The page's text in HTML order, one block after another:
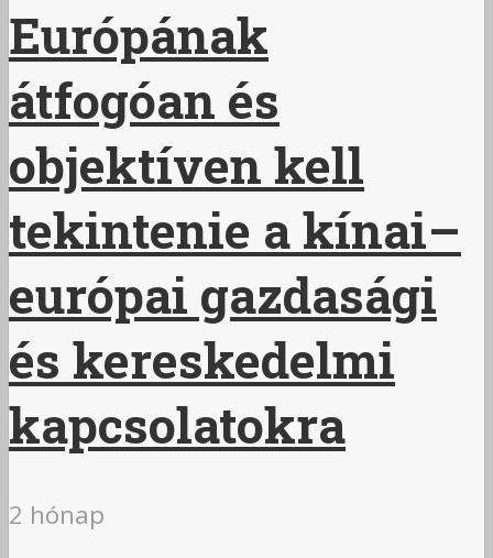
Európának
átfogóan és
objektíven kell
tekintenie a kínai–
európai gazdasági
és kereskedelmi
kapcsolatokra
2 hónap